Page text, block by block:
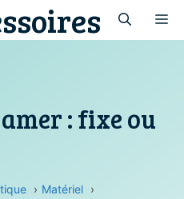
: fixe ou
Matériel